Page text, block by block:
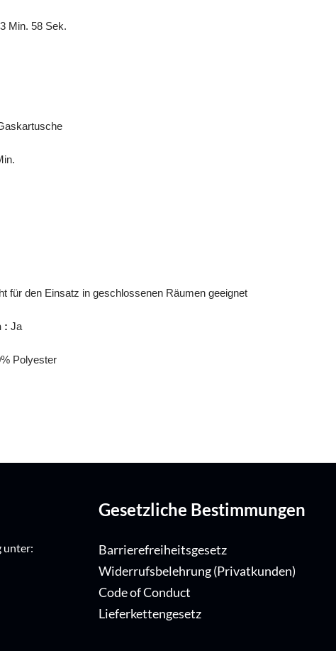
3 Min. 58 Sek.
für den Einsatz in geschlossenen Räumen geeignet
: Ja
Polyester
unter:
Gesetzliche Bestimmungen
Barrierefreiheitsgesetz
Widerrufsbelehrung (Privatkunden)
Code of Conduct
Lieferkettengesetz